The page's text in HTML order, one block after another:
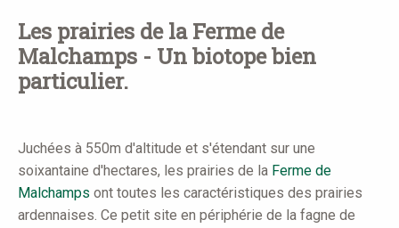
Les prairies de la Ferme de
Malchamps - Un biotope bien
particulier.
Juchées à 550m d'altitude et s'étendant sur une
soixantaine d'hectares, les prairies de la Ferme de
Malchamps ont toutes les caractéristiques des prairies
ardennaises. Ce petit site en périphérie de la fagne de